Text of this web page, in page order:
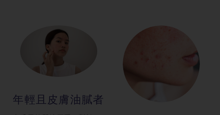
年輕且皮膚油 膩者